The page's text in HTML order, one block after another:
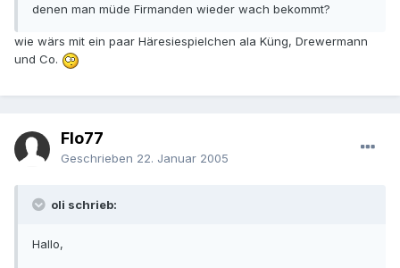
denen man müde Firmanden wieder wach bekommt?
wie wärs mit ein paar Häresiespielchen ala Küng, Drewermann
und Co.
Flo77
Geschrieben 22. Januar 2005
oli schrieb:
Hallo,